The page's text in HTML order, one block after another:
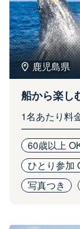
船から楽し
1名あたり料
60歳以上
ひとり参加
写真つき
鹿児島県